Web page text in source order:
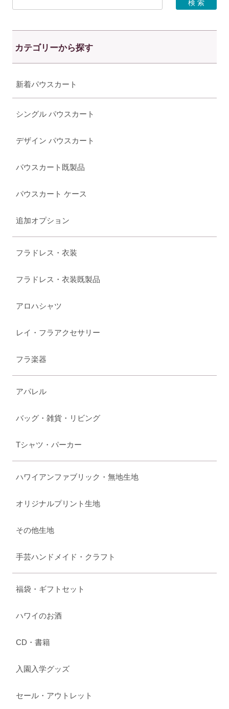
カテゴリーから探す
新着パウスカート
シングル パウスカート
デザイン パウスカート
パウスカート既製品
パウスカート ケース
追加オプション
フラドレス・衣装
フラドレス・衣装既製品
アロハシャツ
レイ・フラアクセサリー
フラ楽器
アパレル
バッグ・雑貨・リビング
Tシャツ・パーカー
ハワイアンファブリック・無地生地
オリジナルプリント生地
その他生地
手芸ハンドメイド・クラフト
福袋・ギフトセット
ハワイのお酒
CD・書籍
入園入学グッズ
セール・アウトレット